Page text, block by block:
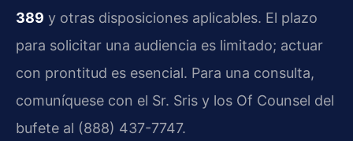
389 y otras disposiciones aplicables. El plazo
para solicitar una audiencia es limitado; actuar
con prontitud es esencial. Para una consulta,
comuníquese con el Sr. Sris y los Of Counsel del
bufete al (888) 437-7747.